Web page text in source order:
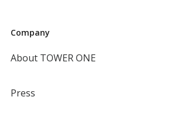
Company
About TOWER ONE
Press